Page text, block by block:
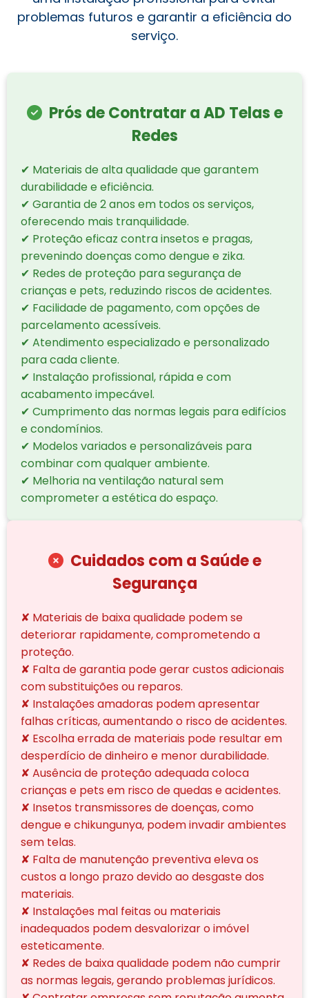
problemas futuros e garantir a eficiência do
serviço.
Prós de Contratar a AD Telas e
Redes
✔ Materiais de alta qualidade que garantem
durabilidade e eficiência.
✔ Garantia de 2 anos em todos os serviços,
oferecendo mais tranquilidade.
✔ Proteção eficaz contra insetos e pragas,
prevenindo doenças como dengue e zika.
✔ Redes de proteção para segurança de
crianças e pets, reduzindo riscos de acidentes.
✔ Facilidade de pagamento, com opções de
parcelamento acessíveis.
✔ Atendimento especializado e personalizado
para cada cliente.
✔ Instalação profissional, rápida e com
acabamento impecável.
✔ Cumprimento das normas legais para edifícios
e condomínios.
✔ Modelos variados e personalizáveis para
combinar com qualquer ambiente.
✔ Melhoria na ventilação natural sem
comprometer a estética do espaço.
Cuidados com a Saúde e
Segurança
✘ Materiais de baixa qualidade podem se
deteriorar rapidamente, comprometendo a
proteção.
✘ Falta de garantia pode gerar custos adicionais
com substituições ou reparos.
✘ Instalações amadoras podem apresentar
falhas críticas, aumentando o risco de acidentes.
✘ Escolha errada de materiais pode resultar em
desperdício de dinheiro e menor durabilidade.
✘ Ausência de proteção adequada coloca
crianças e pets em risco de quedas e acidentes.
✘ Insetos transmissores de doenças, como
dengue e chikungunya, podem invadir ambientes
sem telas.
✘ Falta de manutenção preventiva eleva os
custos a longo prazo devido ao desgaste dos
materiais.
✘ Instalações mal feitas ou materiais
inadequados podem desvalorizar o imóvel
esteticamente.
✘ Redes de baixa qualidade podem não cumprir
as normas legais, gerando problemas jurídicos.